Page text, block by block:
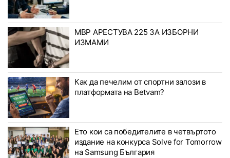
МВР АРЕСТУВА 225 ЗА ИЗБОРНИ
ИЗМАМИ
Как да печелим от спортни залози в
платформата на Betvam?
Ето кои са победителите в четвъртото
издание на конкурса Solve for Tomorrow
на Samsung България